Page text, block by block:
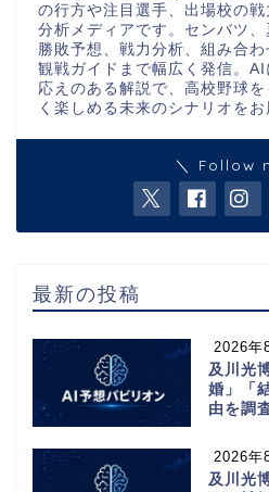
の行方や注目選手、出場校の
分析メディアです。センバツ
勝敗予想、戦力分析、組み合わ
観戦ガイドまで幅広く発信。
応えのある解説で、高校野球
く楽しめる未来のシナリオをお
＼ Follow
最新の投稿
2026年
及川光
婚」「
由を調
2026年
及川光